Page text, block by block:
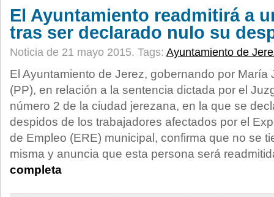
El Ayuntamiento readmitirá a
tras ser declarado nulo su
Noticia de 21 mayo 2015. Tags: Ayuntamiento de
El Ayuntamiento de Jerez, gobernando por María
(PP), en relación a la sentencia dictada por el
número 2 de la ciudad jerezana, en la que se
despidos de los trabajadores afectados por el
de Empleo (ERE) municipal, confirma que no se
misma y anuncia que esta persona será
completa